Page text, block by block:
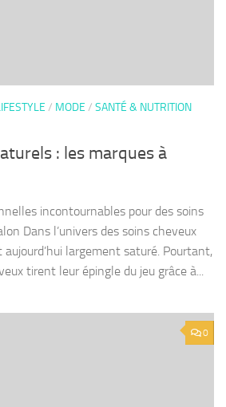
/ MODE / SANTÉ & NUTRITION
: les marques à
incontournables pour des soins
Dans l’univers des soins cheveux
largement saturé. Pourtant,
tirent leur épingle du jeu grâce à...
0